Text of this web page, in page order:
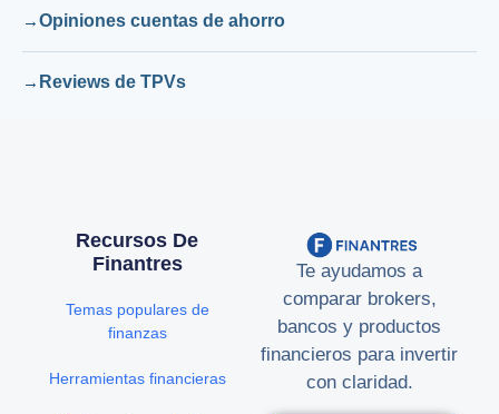
Opiniones cuentas de ahorro
Reviews de TPVs
Te ayudamos a
comparar brokers,
bancos y productos
financieros para invertir
con claridad.
Recursos De
Finantres
Temas populares de
finanzas
Herramientas financieras